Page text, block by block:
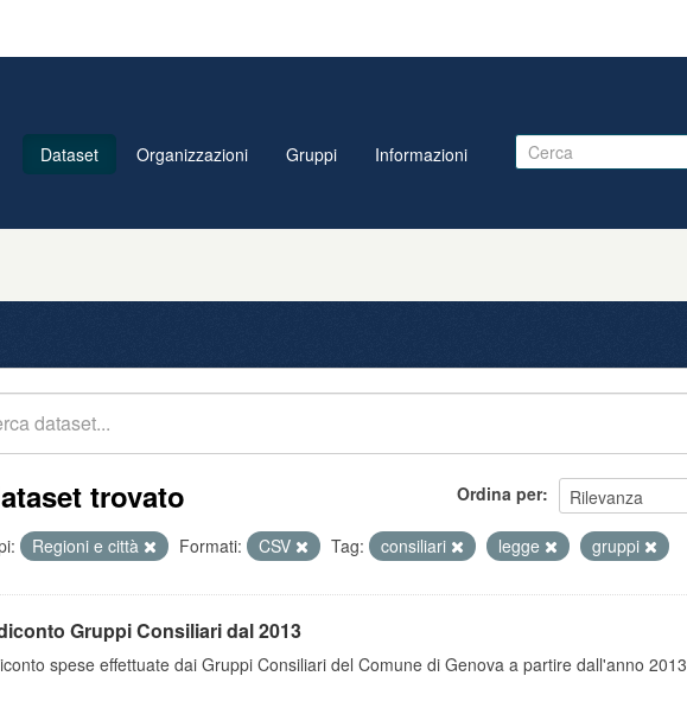
Dataset Organizzazioni Gruppi Informazioni
Ordina per
trovato
Regioni e città Formati: CSV Tag: consiliari legge gruppi
Gruppi Consiliari dal 2013
spese effettuate dai Gruppi Consiliari del Comune di Genova a partire dall'anno 2013